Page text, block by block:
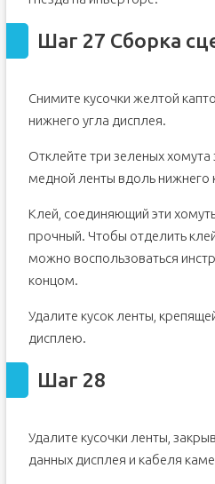
Шаг 27 Сборка
Снимите кусочки желтой
нижнего угла дисплея.
Отклейте три зеленых
медной ленты вдоль нижнего
Клей, соединяющий эти
прочный. Чтобы отделить
можно воспользоваться
концом.
Удалите кусок ленты,
дисплею.
Шаг 28
Удалите кусочки ленты,
данных дисплея и кабеля